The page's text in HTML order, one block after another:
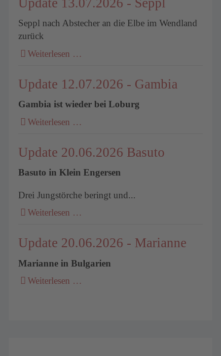
Seppl nach Abstecher an die Elbe im Wendland
zurück
Weiterlesen …
Update 12.07.2026 - Gambia
Gambia ist wieder bei Loburg
Weiterlesen …
Update 20.06.2026 Basuto
Basuto in Klein Engersen
Drei Jungstörche beringt und...
Weiterlesen …
Update 20.06.2026 - Marianne
Marianne in Bulgarien
Weiterlesen …